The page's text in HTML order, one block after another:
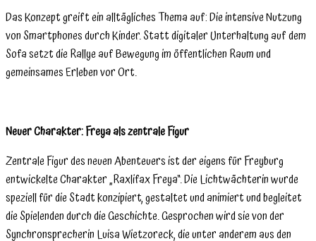
Das Konzept greift ein alltägliches Thema auf: Die intensive Nutzung
von Smartphones durch Kinder. Statt digitaler Unterhaltung auf dem
Sofa setzt die Rallye auf Bewegung im öffentlichen Raum und
gemeinsames Erleben vor Ort.
Neuer Charakter: Freya als zentrale Figur
Zentrale Figur des neuen Abenteuers ist der eigens für Freyburg
entwickelte Charakter „Raxlifax Freya“. Die Lichtwächterin wurde
speziell für die Stadt konzipiert, gestaltet und animiert und begleitet
die Spielenden durch die Geschichte. Gesprochen wird sie von der
Synchronsprecherin Luisa Wietzoreck, die unter anderem aus den